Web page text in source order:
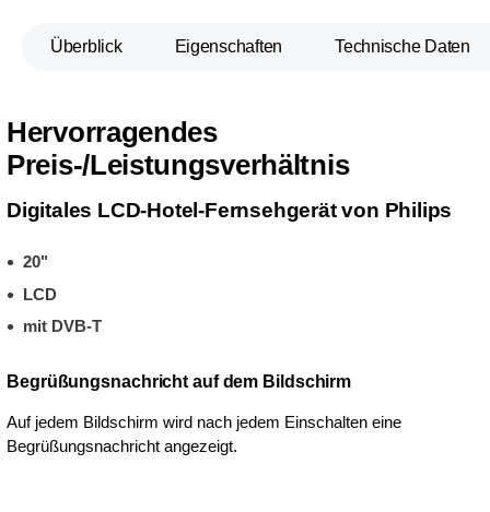
Überblick Eigenschaften Technische Daten
Hervorragendes
Preis-/Leistungsverhältnis
Digitales LCD-Hotel-Fernsehgerät von Philips
20"
LCD
mit DVB-T
Begrüßungsnachricht auf dem Bildschirm
Auf jedem Bildschirm wird nach jedem Einschalten eine
Begrüßungsnachricht angezeigt.